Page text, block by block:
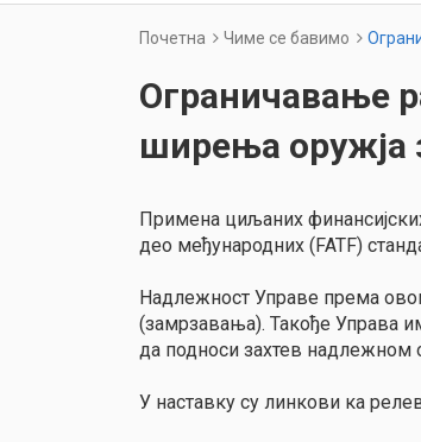
Почетна Чиме се бавимо
Ограничавање
ширења оружја
Примена циљаних
део међународних (FATF)
Надлежност Управе према
(замрзавања). Такође Управа
да подноси захтев надлежном
У наставку су линкови ка